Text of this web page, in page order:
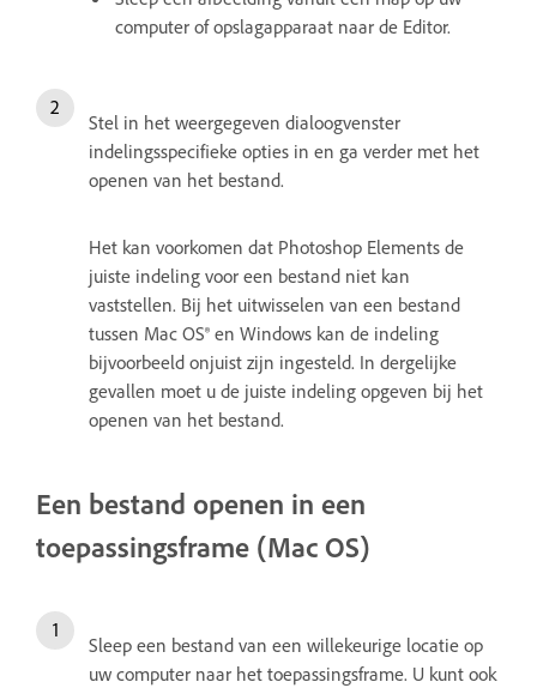
computer of opslagapparaat naar de Editor.
Stel in het weergegeven dialoogvenster
indelingsspecifieke opties in en ga verder met het
openen van het bestand.
Het kan voorkomen dat Photoshop Elements de
juiste indeling voor een bestand niet kan
vaststellen. Bij het uitwisselen van een bestand
tussen Mac OS® en Windows kan de indeling
bijvoorbeeld onjuist zijn ingesteld. In dergelijke
gevallen moet u de juiste indeling opgeven bij het
openen van het bestand.
Een bestand openen in een
toepassingsframe (Mac OS)
Sleep een bestand van een willekeurige locatie op
uw computer naar het toepassingsframe. U kunt ook